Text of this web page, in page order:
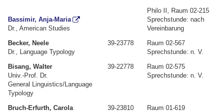
Bassimir, Anja-Maria
Dr., American Studies
Philo II, Raum 02-215
Sprechstunde: nach
Vereinbarung
Becker, Neele
Dr., Language Typology
39-23778
Raum 02-567
Sprechstunde: n. V.
Bisang, Walter
Univ.-Prof. Dr.
General Linguistics/Language
Typology
39-22778
Raum 02-575
Sprechstunde: n. V.
Bruch-Erfurth, Carola
39-23810 Raum 01-619